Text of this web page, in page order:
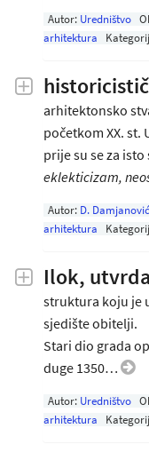
Autor: Uredništvo
arhitektura
arhitektonsko
početkom XX.
prije su se za
eklekticizam,
Autor: D. Damjanović
arhitektura
Ilok,
struktura koju je
sjedište obitelji.
Stari dio grada
duge 1350…
Autor: Uredništvo
arhitektura